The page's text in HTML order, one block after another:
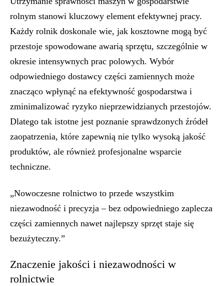
rolnym stanowi kluczowy element efektywnej pracy.
Każdy rolnik doskonale wie, jak kosztowne mogą być
przestoje spowodowane awarią sprzętu, szczególnie w
okresie intensywnych prac polowych. Wybór
odpowiedniego dostawcy części zamiennych może
znacząco wpłynąć na efektywność gospodarstwa i
zminimalizować ryzyko nieprzewidzianych przestojów.
Dlatego tak istotne jest poznanie sprawdzonych źródeł
zaopatrzenia, które zapewnią nie tylko wysoką jakość
produktów, ale również profesjonalne wsparcie
techniczne.
„Nowoczesne rolnictwo to przede wszystkim
niezawodność i precyzja – bez odpowiedniego zaplecza
części zamiennych nawet najlepszy sprzęt staje się
bezużyteczny.”
Znaczenie jakości i niezawodności w
rolnictwie